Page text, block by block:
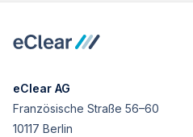
eClear AG
Französische Straße 56–60
10117 Berlin